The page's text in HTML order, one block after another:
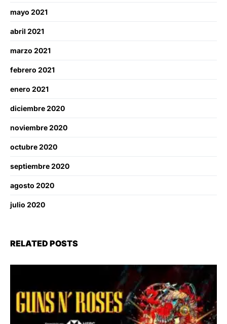
mayo 2021
abril 2021
marzo 2021
febrero 2021
enero 2021
diciembre 2020
noviembre 2020
octubre 2020
septiembre 2020
agosto 2020
julio 2020
RELATED POSTS